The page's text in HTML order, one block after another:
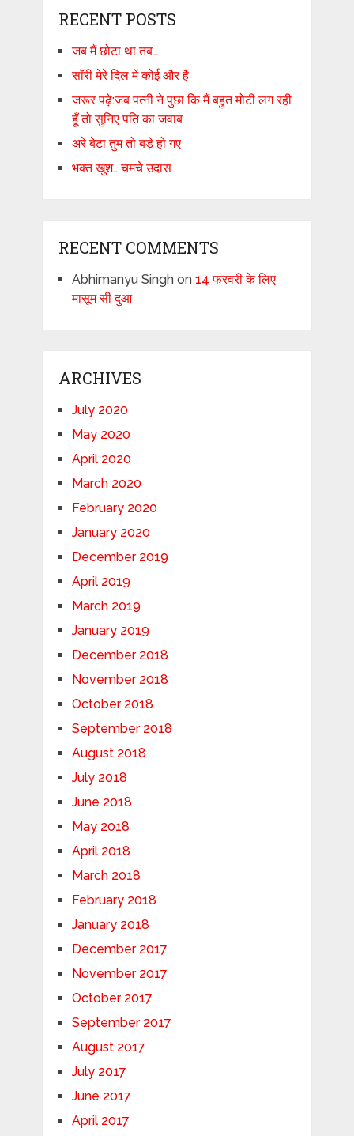
RECENT POSTS
जब मैं छोटा था तब…
सॉरी मेरे दिल में कोई और है
जरूर पढ़े:जब पत्नी ने पुछा कि मैं बहुत मोटी लग रही
हूँ तो सुनिए पति का जवाब
अरे बेटा तुम तो बड़े हो गए
भक्त खुश.. चमचे उदास
RECENT COMMENTS
Abhimanyu Singhon 14 फरवरी के लिए
मासूम सी दुआ
ARCHIVES
July 2020
May 2020
April 2020
March 2020
February 2020
January 2020
December 2019
April 2019
March 2019
January 2019
December 2018
November 2018
October 2018
September 2018
August 2018
July 2018
June 2018
May 2018
April 2018
March 2018
February 2018
January 2018
December 2017
November 2017
October 2017
September 2017
August 2017
July 2017
June 2017
April 2017